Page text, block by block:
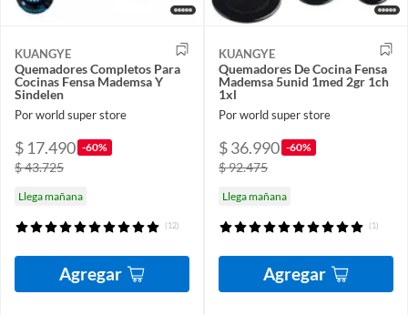
KUANGYE
Quemadores Completos Para
Cocinas Fensa Mademsa Y
Sindelen
Por world super store
$ 17.490 -60%
$ 43.725
Llega mañana
(12)
Agregar
KUANGYE
Quemadores De Cocina Fensa
Mademsa 5unid 1med 2gr 1ch
1xl
Por world super store
$ 36.990 -60%
$ 92.475
Llega mañana
(1)
Agregar